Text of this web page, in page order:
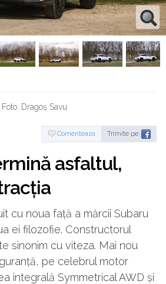
Dragoș Savu
Comenteaza Trimite pe:
asfaltul,
cu noua față a mărcii Subaru
ei filozofie. Constructorul
sinonim cu viteza. Mai nou
pe celebrul motor
integrală Symmetrical AWD și